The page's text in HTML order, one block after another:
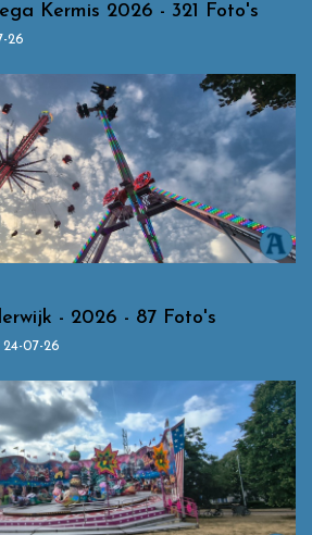
Kermis 2026 - 321 Foto's
26
- 2026 - 87 Foto's
24-07-26